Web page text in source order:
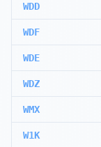
WDD
WDF
WDE
WDZ
WMX
W1K